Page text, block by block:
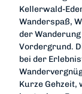
Kellerwald-
Wanderspaß,
der
Vordergrund.
bei der
Kurze Gehzeit,